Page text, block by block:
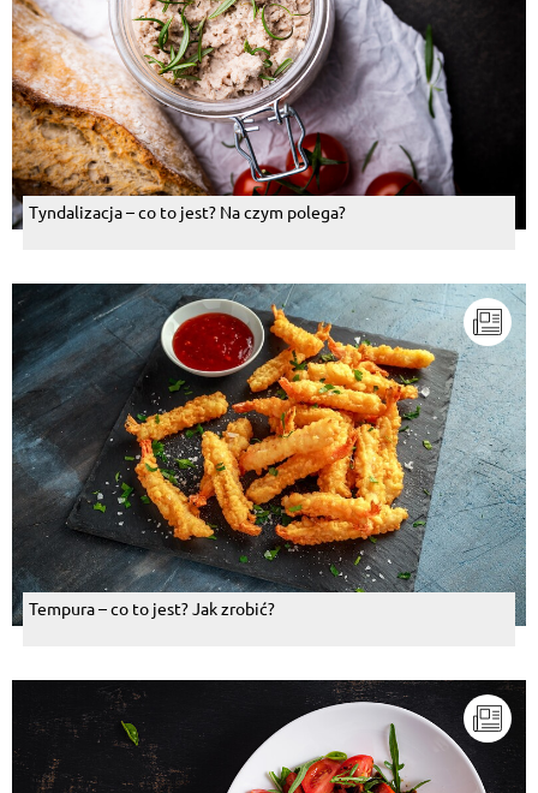
Tyndalizacja – co to jest? Na czym polega?
Tempura – co to jest? Jak zrobić?